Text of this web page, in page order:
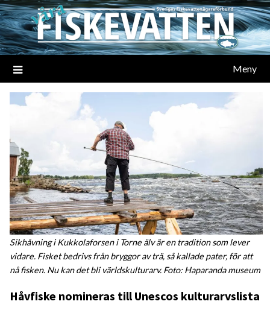
Meny
Sikhåvning i Kukkolaforsen i Torne älv är en tradition som lever
vidare. Fisket bedrivs från bryggor av trä, så kallade pater, för att
nå fisken. Nu kan det bli världskulturarv. Foto: Haparanda museum
Håvfiske nomineras till Unescos kulturarvslista